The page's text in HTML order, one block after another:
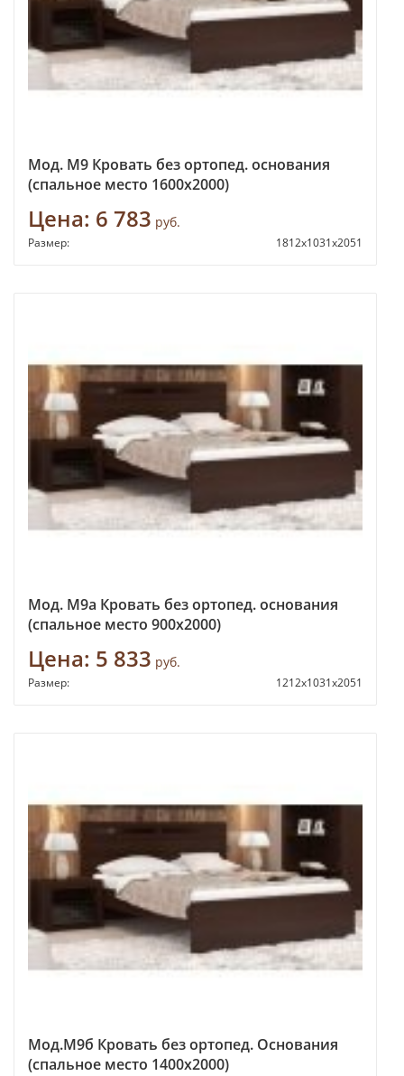
Мод. М9 Кровать без ортопед. основания
(спальное место 1600х2000)
Цена: 6 783 руб.
Размер: 1812х1031х2051
Мод. М9а Кровать без ортопед. основания
(спальное место 900х2000)
Цена: 5 833 руб.
Размер: 1212х1031х2051
Мод.М9б Кровать без ортопед. Основания
(спальное место 1400х2000)